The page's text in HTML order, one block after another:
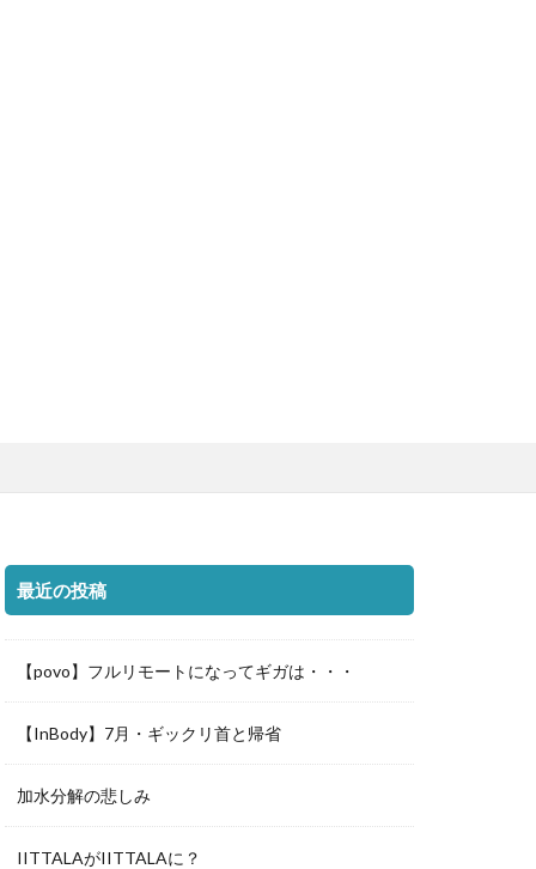
最近の投稿
【povo】フルリモートになってギガは・・・
【InBody】7月・ギックリ首と帰省
加水分解の悲しみ
IITTALAがIITTALAに？